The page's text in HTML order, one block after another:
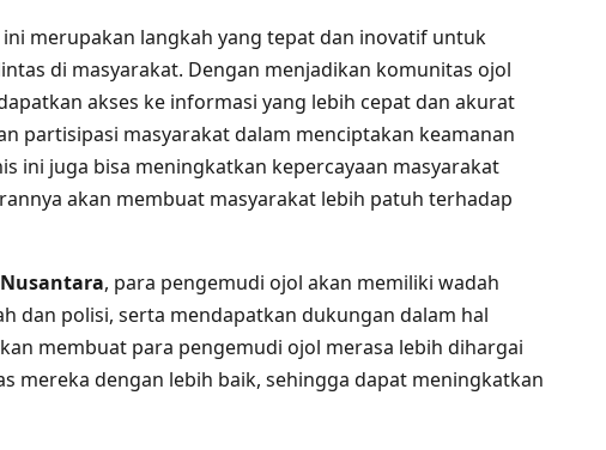
merupakan langkah yang tepat dan inovatif untuk
di masyarakat. Dengan menjadikan komunitas ojol
akses ke informasi yang lebih cepat dan akurat
partisipasi masyarakat dalam menciptakan keamanan
ini juga bisa meningkatkan kepercayaan masyarakat
akan membuat masyarakat lebih patuh terhadap
, para pengemudi ojol akan memiliki wadah
dan polisi, serta mendapatkan dukungan dalam hal
membuat para pengemudi ojol merasa lebih dihargai
mereka dengan lebih baik, sehingga dapat meningkatkan